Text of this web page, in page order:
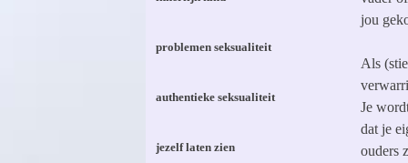
jou
Als
Je
dat je
ouders
problemen seksualiteit
authentieke seksualiteit
jezelf laten zien